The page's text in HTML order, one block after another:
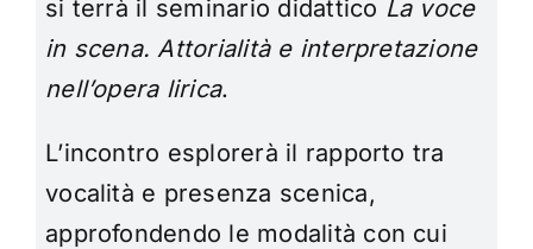
si terrà il seminario didattico La voce
in scena. Attorialità e interpretazione
nell’opera lirica.
L’incontro esplorerà il rapporto tra
vocalità e presenza scenica,
approfondendo le modalità con cui